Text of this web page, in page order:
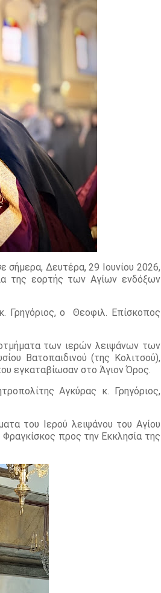
σήμερα, Δευτέρα, 29 Ιουνίου 2026,
της εορτής των Αγίων ενδόξων
Γρηγόριος, ο
Θεοφιλ. Επίσκοπος
των ιερών λειψάνων των
Βατοπαιδινού (της Κολιτσού),
εγκαταβίωσαν στο Άγιον Όρος.
Αγκύρας κ. Γρηγόριος,
του Ιερού λειψάνου του Αγίου
προς την Εκκλησία της